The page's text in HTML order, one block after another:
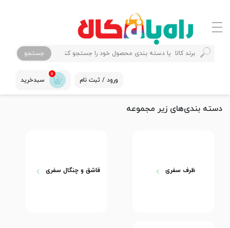
جستجو
ورود / ثبت نام
0
سبدخرید
دسته بندی‌های زیر مجموعه
ظرف سفری قاشق و چنگال سفری